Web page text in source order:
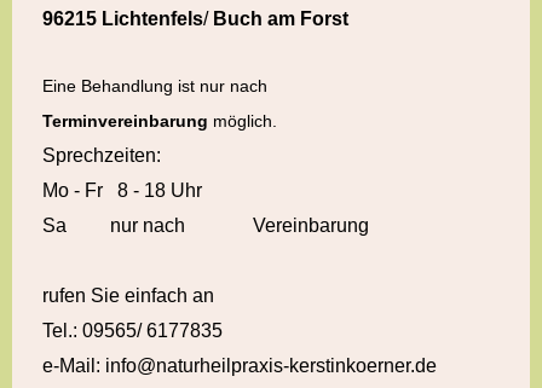
96215 Lichtenfels/ Buch am Forst
Eine Behandlung ist nur nach
Terminvereinbarung möglich.
Sprechzeiten:
Mo - Fr 8 - 18 Uhr
Sa nur nach Vereinbarung
rufen Sie einfach an
Tel.: 09565/ 6177835
e-Mail: info@naturheilpraxis-kerstinkoerner.de